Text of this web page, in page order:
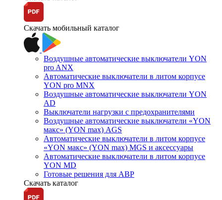
Скачать мобильный каталог
Воздушные автоматические выключатели YON
pro ANX
Автоматические выключатели в литом корпусе
YON pro MNX
Воздушные автоматические выключатели YON
AD
Выключатели нагрузки с предохранителями
Воздушные автоматические выключатели «YON
макс» (YON max) AGS
Автоматические выключатели в литом корпусе
«YON макс» (YON max) MGS и аксессуары
Автоматические выключатели в литом корпусе
YON MD
Готовые решения для АВР
Скачать каталог